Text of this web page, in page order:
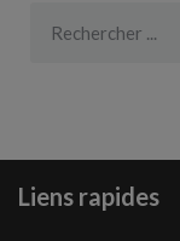
Liens rapides